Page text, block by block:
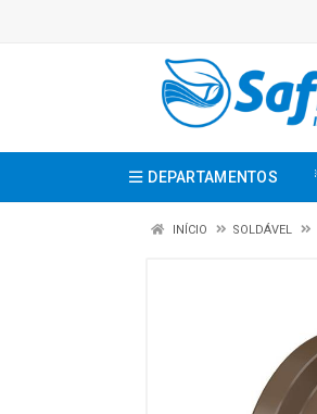
DEPARTAMENTOS
INÍCIO SOLDÁVEL